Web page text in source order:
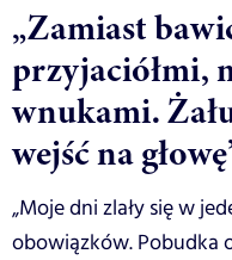
„Zamiast
przyjaciółmi,
wnukami.
wejść na
„Moje dni zlały się w
obowiązków. Pobudka